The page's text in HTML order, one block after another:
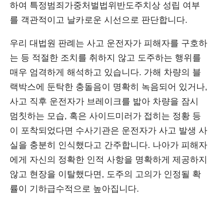
하여 특정범죄가중처벌법위반도주치상 성립 여부
를 객관적이고 날카로운 시선으로 판단합니다.
우리 대법원 판례는 사고 운전자가 피해자를 구호하
는 등 적절한 조치를 취하지 않고 도주하는 행위를
매우 엄격하게 해석하고 있습니다. 가해 차량의 블
랙박스에 둔탁한 충돌음이 명확히 녹음되어 있거나,
사고 직후 운전자가 브레이크를 밟아 차량을 잠시
멈칫하는 모습, 혹은 사이드미러가 접히는 정황 등
이 포착되었다면 수사기관은 운전자가 사고 발생 사
실을 충분히 인식했다고 간주합니다. 나아가 피해자
에게 자신의 정확한 인적 사항을 명확하게 제공하지
않고 현장을 이탈했다면, 도주의 고의가 인정될 확
률이 기하급수적으로 높아집니다.